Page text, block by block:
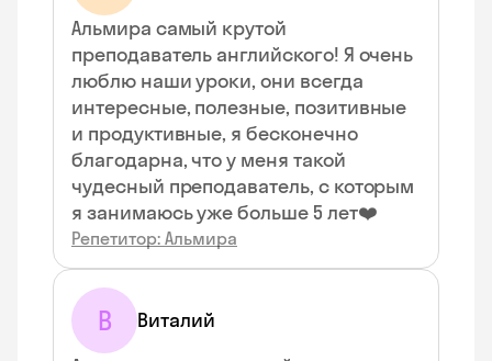
Альмира самый крутой
преподаватель английского! Я очень
люблю наши уроки, они всегда
интересные, полезные, позитивные
и продуктивные, я бесконечно
благодарна, что у меня такой
чудесный преподаватель, с которым
я занимаюсь уже больше 5 лет❤️
Репетитор: Альмира
В
Виталий